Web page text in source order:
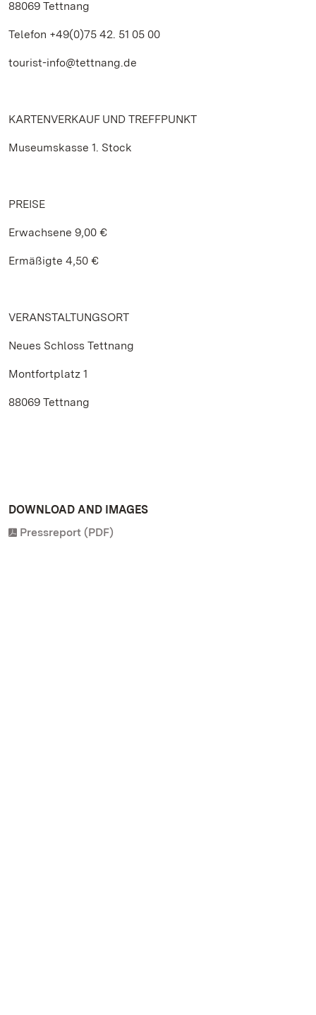
88069 Tettnang
Telefon +49(0)75 42. 51 05 00
tourist-info@tettnang.de
KARTENVERKAUF UND TREFFPUNKT
Museumskasse 1. Stock
PREISE
Erwachsene 9,00 €
Ermäßigte 4,50 €
VERANSTALTUNGSORT
Neues Schloss Tettnang
Montfortplatz 1
88069 Tettnang
DOWNLOAD AND IMAGES
Pressreport (PDF)